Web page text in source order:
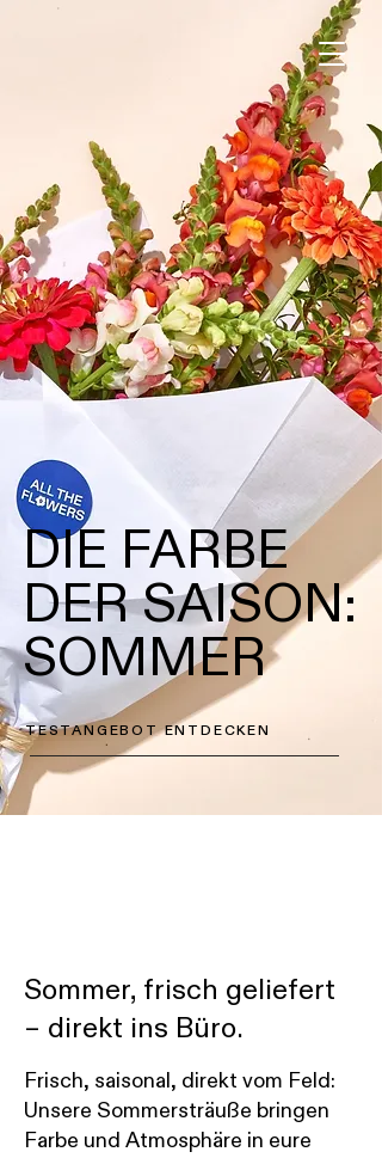
JETZT AUCH IN HAMBURG
DIE FARBE
DER SAISON:
SOMMER
TESTANGEBOT ENTDECKEN
Sommer, frisch geliefert
– direkt ins Büro.
Frisch, saisonal, direkt vom Feld:
Unsere Sommersträuße bringen
Farbe und Atmosphäre in eure